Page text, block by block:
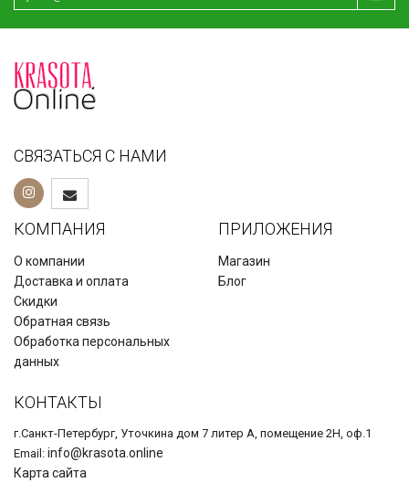
СВЯЗАТЬСЯ С НАМИ
КОМПАНИЯ
О компании
Доставка и оплата
Скидки
Обратная связь
Обработка персональных
данных
ПРИЛОЖЕНИЯ
Магазин
Блог
КОНТАКТЫ
г.Санкт-Петербург, Уточкина дом 7 литер А, помещение 2Н, оф.1
Email: info@krasota.online
Карта сайта